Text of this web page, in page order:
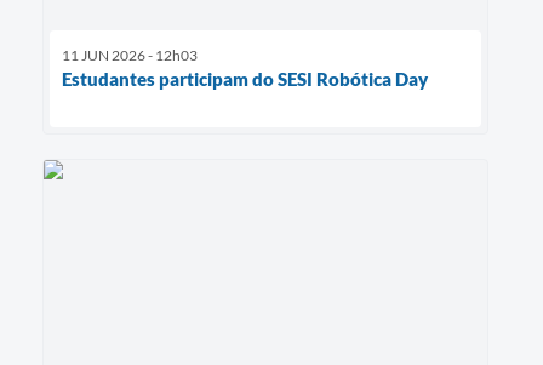
11 JUN 2026 - 12h03
Estudantes participam do SESI Robótica Day